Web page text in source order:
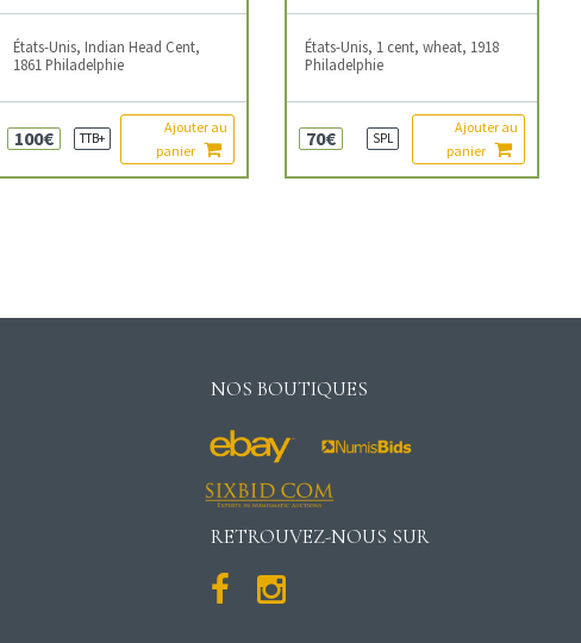
États-Unis, Indian Head Cent,
1861 Philadelphie
100€ TTB+
Ajouter au
panier
États-Unis, 1 cent, wheat, 1918
Philadelphie
70€ SPL
Ajouter au
panier
NOS BOUTIQUES
RETROUVEZ-NOUS SUR